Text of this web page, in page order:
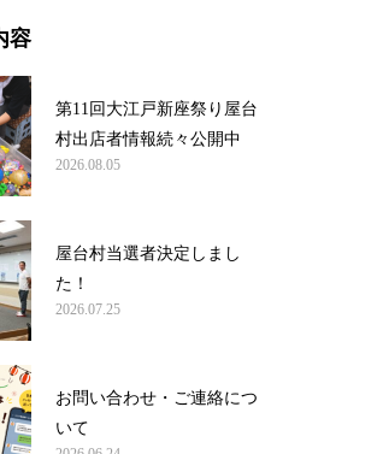
容
第11回大江戸新座祭り屋台
村出店者情報続々公開中
2026.08.05
屋台村当選者決定しまし
た！
2026.07.25
お問い合わせ・ご連絡につ
いて